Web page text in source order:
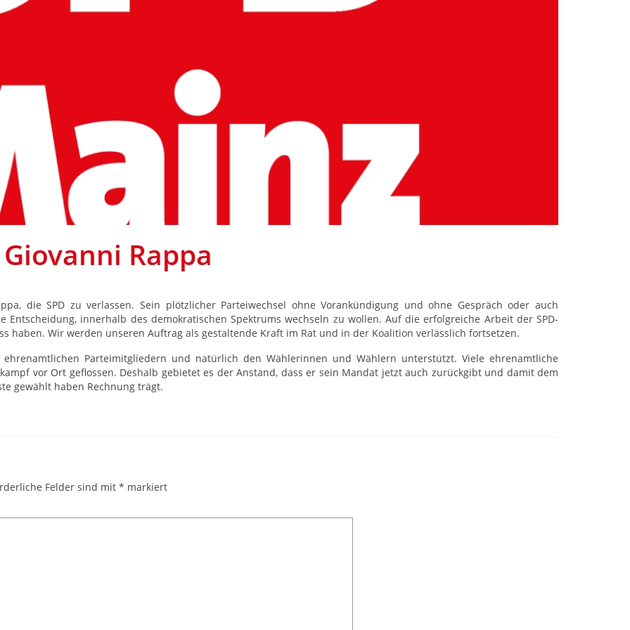
Rappa
die SPD zu verlassen. Sein plötzlicher Parteiwechsel ohne Vorankündigung und ohne Gespräch oder auch
innerhalb des demokratischen Spektrums wechseln zu wollen. Auf die erfolgreiche Arbeit der SPD-
haben. Wir werden unseren Auftrag als gestaltende Kraft im Rat und in der Koalition verlässlich fortsetzen.
Parteimitgliedern und natürlich den Wählerinnen und Wählern unterstützt. Viele ehrenamtliche
vor Ort geflossen. Deshalb gebietet es der Anstand, dass er sein Mandat jetzt auch zurückgibt und damit dem
gewählt haben Rechnung trägt.
Felder sind mit * markiert